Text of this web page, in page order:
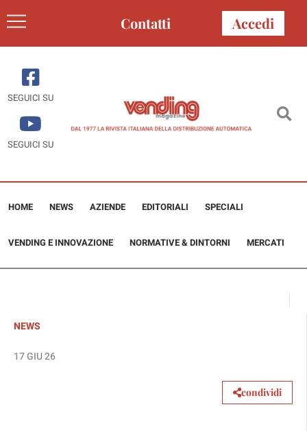
Contatti Accedi
SEGUICI SU
SEGUICI SU
HOME NEWS AZIENDE EDITORIALI SPECIALI
VENDING E INNOVAZIONE NORMATIVE & DINTORNI MERCATI
NEWS
17 GIU 26
condividi